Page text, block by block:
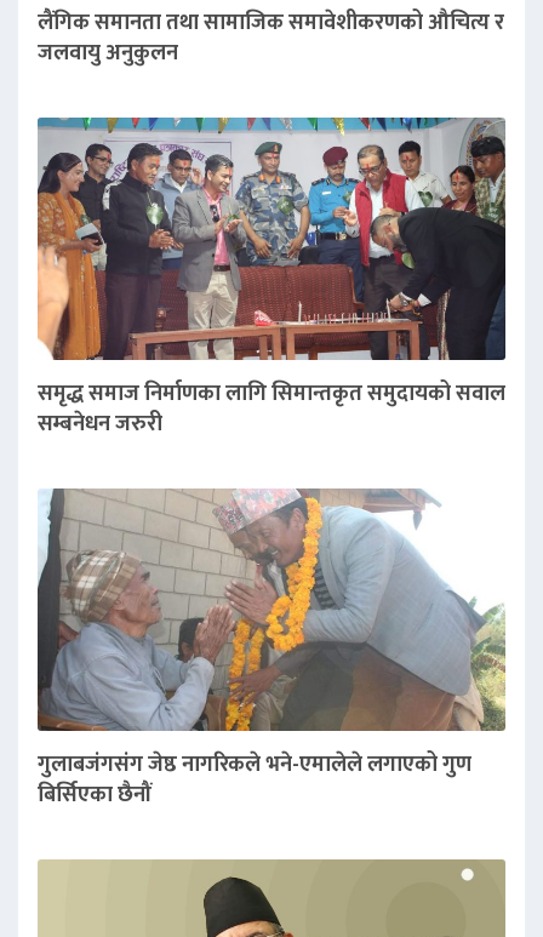
लैंगिक समानता तथा सामाजिक समावेशीकरणको औचित्य र
जलवायु अनुकुलन
समृद्ध समाज निर्माणका लागि सिमान्तकृत समुदायको सवाल
सम्बनेधन जरुरी
गुलाबजंगसंग जेष्ठ नागरिकले भने-एमालेले लगाएको गुण
बिर्सिएका छैनौं